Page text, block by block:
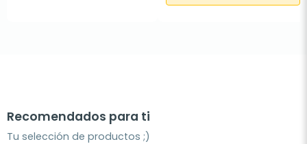
Recomendados para ti
Tu selección de productos ;)